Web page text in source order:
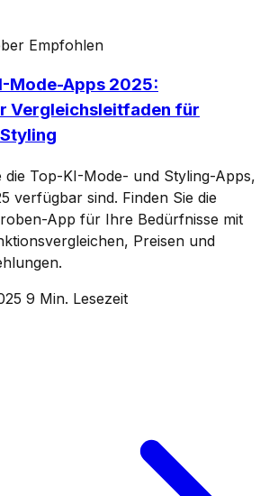
Empfohlen
Mode-Apps 2025:
Vergleichsleitfaden für
die Top-KI-Mode- und Styling-Apps,
verfügbar sind. Finden Sie die
App für Ihre Bedürfnisse mit
Preisen und
9 Min. Lesezeit